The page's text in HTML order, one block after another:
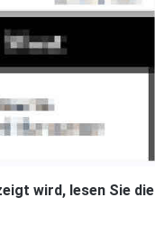
wird, lesen Sie die